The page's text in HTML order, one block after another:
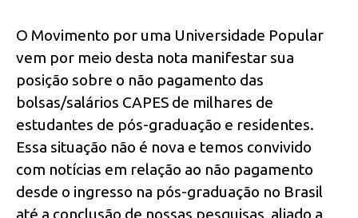
O Movimento por uma Universidade Popular
vem por meio desta nota manifestar sua
posição sobre o não pagamento das
bolsas/salários CAPES de milhares de
estudantes de pós-graduação e residentes.
Essa situação não é nova e temos convivido
com notícias em relação ao não pagamento
desde o ingresso na pós-graduação no Brasil
até a conclusão de nossas pesquisas, aliado a